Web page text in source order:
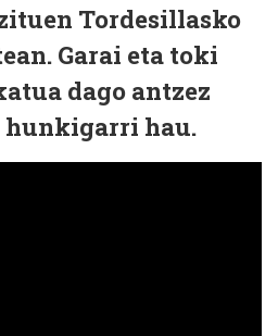
Tordesillasko
Garai eta toki
dago antzez
hunkigarri hau.